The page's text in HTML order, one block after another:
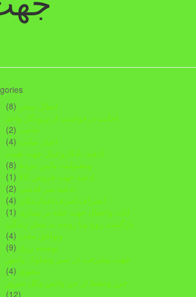
ابطال سحر (8)
اجابت درخواست از پرودگار واخذ
حاجت (2)
اخبار سایت (4)
ادعیه ،اذکاروعمل جهت هیبت
ومقبولیت مابین مردم (8)
ادعیه جهت فروش کالا (1)
ادعیه سر قدسی (2)
انصراف(صرف)عمارمکان (4)
ایات واعمال جهت غلبه بر بیماری (1)
بازگشت زوج ویا زوجه به محل زندگی
وتوافق مجدد (4)
توسعه رزق (9)
جهت پیشرفت در سیر وسلوک وامور
معنوی (4)
حرز وحفظ از جن وانس وکل شرور
(12)